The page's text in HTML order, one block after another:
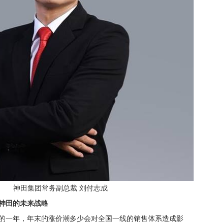
神田集团常务副总裁 刘付志成
的未来战略
年，年末的涨价潮多少会对全国一线的销售体系造成影